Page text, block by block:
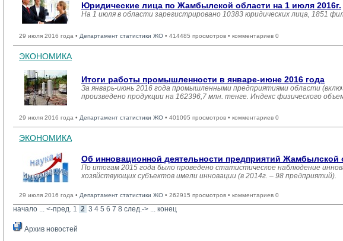
Юридические лица по Жамбылской области на 1 июля 2016г.
На 1 июля в области зарегистрировано 10383 юридических лица, 1851
29 июля 2016 года • Департамент статистики ЖО • 414485 просмотров • комментариев 0
ЭКОНОМИКА
Итоги работы промышленности в январе-июне 2016 года
За январь-июнь 2016 года промышленными предприятиями области
произведено продукции на 162396,7 млн. тенге. Индекс физического
29 июля 2016 года • Департамент статистики ЖО • 401095 просмотров • комментариев 0
ЭКОНОМИКА
Об инновационной деятельности предприятий Жамбылской
По итогам 2015 года было проведено статистическое наблюдение
хозяйствующих субъектов имели инновации (в 2014г. – 98 предприятий).
29 июля 2016 года • Департамент статистики ЖО • 262915 просмотров • комментариев 0
начало ... <-пред. 1 2 3 4 5 6 7 8 след.-> ... конец
Архив новостей